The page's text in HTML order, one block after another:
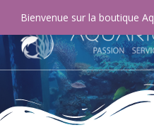
Bienvenue sur la boutique